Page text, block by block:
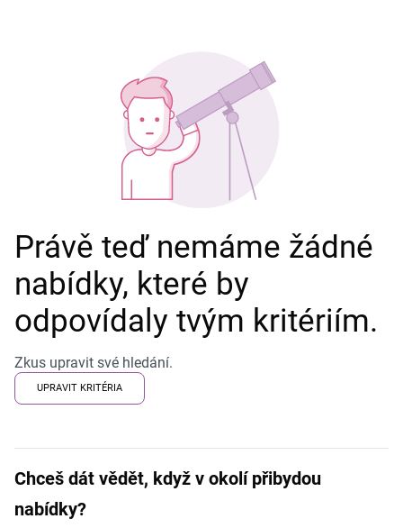
Právě teď nemáme žádné
nabídky, které by
odpovídaly tvým kritériím.
Zkus upravit své hledání.
UPRAVIT KRITÉRIA
Chceš dát vědět, když v okolí přibydou
nabídky?